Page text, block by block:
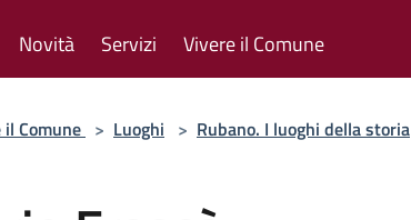
Novità Servizi Vivere il Comune
Comune > Luoghi > Rubano. I luoghi della storia